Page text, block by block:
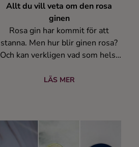
Allt du vill veta om den rosa
ginen
Rosa gin har kommit för att
stanna. Men hur blir ginen rosa?
Och kan verkligen vad som helst
ut begreppen.
LÄS MER